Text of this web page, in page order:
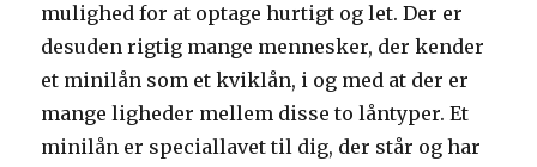
mulighed for at optage hurtigt og let. Der er
desuden rigtig mange mennesker, der kender
et minilån som et kviklån, i og med at der er
mange ligheder mellem disse to låntyper. Et
minilån er speciallavet til dig, der står og har